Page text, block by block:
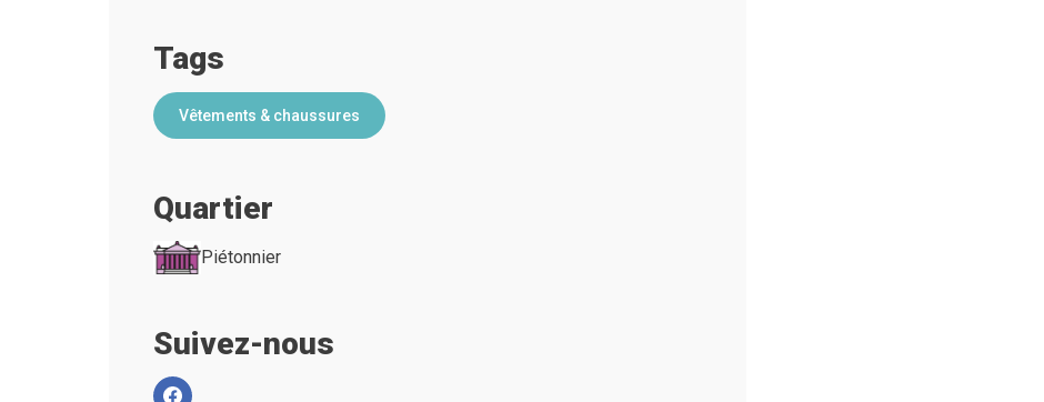
Tags
Vêtements & chaussures
Quartier
Piétonnier
Suivez-nous